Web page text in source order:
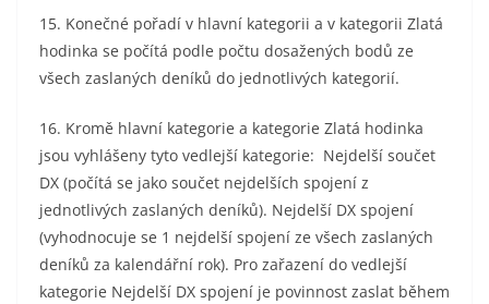
15. Konečné pořadí v hlavní kategorii a v kategorii Zlatá
hodinka se počítá podle počtu dosažených bodů ze
všech zaslaných deníků do jednotlivých kategorií.
16. Kromě hlavní kategorie a kategorie Zlatá hodinka
jsou vyhlášeny tyto vedlejší kategorie: Nejdelší součet
DX (počítá se jako součet nejdelších spojení z
jednotlivých zaslaných deníků). Nejdelší DX spojení
(vyhodnocuje se 1 nejdelší spojení ze všech zaslaných
deníků za kalendářní rok). Pro zařazení do vedlejší
kategorie Nejdelší DX spojení je povinnost zaslat během